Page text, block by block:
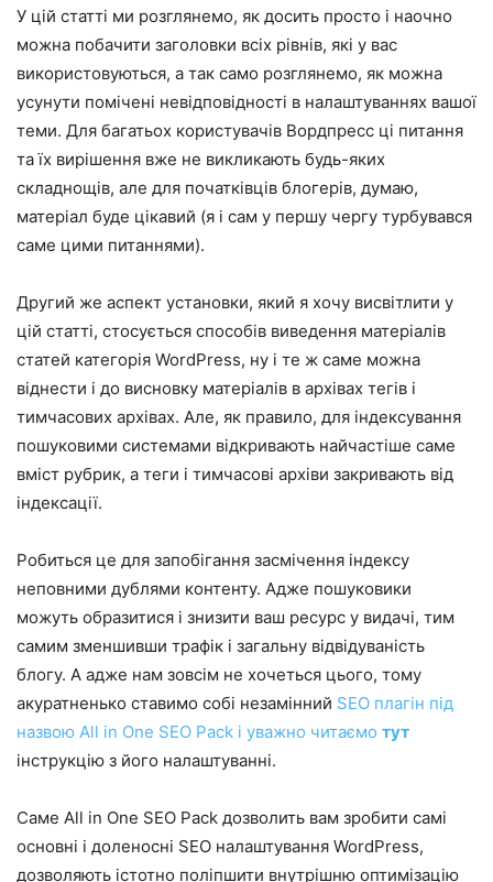
У цій статті ми розглянемо, як досить просто і наочно
можна побачити заголовки всіх рівнів, які у вас
використовуються, а так само розглянемо, як можна
усунути помічені невідповідності в налаштуваннях вашої
теми. Для багатьох користувачів Вордпресс ці питання
та їх вирішення вже не викликають будь-яких
складнощів, але для початківців блогерів, думаю,
матеріал буде цікавий (я і сам у першу чергу турбувався
саме цими питаннями).
Другий же аспект установки, який я хочу висвітлити у
цій статті, стосується способів виведення матеріалів
статей категорія WordPress, ну і те ж саме можна
віднести і до висновку матеріалів в архівах тегів і
тимчасових архівах. Але, як правило, для індексування
пошуковими системами відкривають найчастіше саме
вміст рубрик, а теги і тимчасові архіви закривають від
індексації.
Робиться це для запобігання засмічення індексу
неповними дублями контенту. Адже пошуковики
можуть образитися і знизити ваш ресурс у видачі, тим
самим зменшивши трафік і загальну відвідуваність
блогу. А адже нам зовсім не хочеться цього, тому
акуратненько ставимо собі незамінний SEO плагін під
назвою All in One SEO Pack і уважно читаємо тут
інструкцію з його налаштуванні.
Саме All in One SEO Pack дозволить вам зробити самі
основні і доленосні SEO налаштування WordPress,
дозволяють істотно поліпшити внутрішню оптимізацію